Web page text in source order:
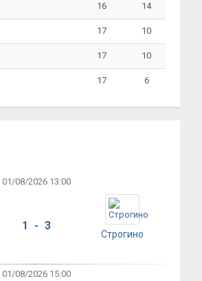
16 14
17 10
17 10
17 6
01/08/2026 13:00
1 - 3
Строгино
01/08/2026 15:00